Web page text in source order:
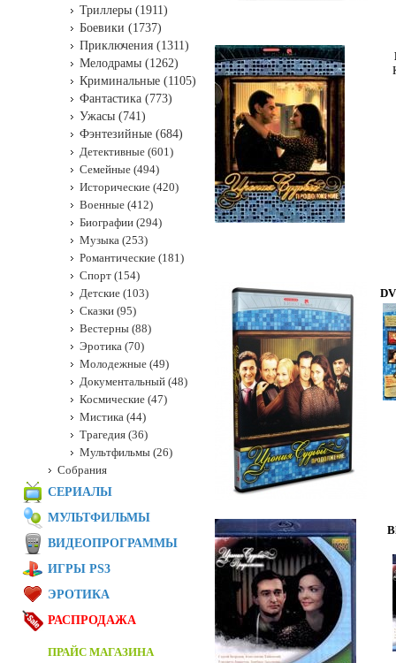
Триллеры (1911)
Боевики (1737)
Приключения (1311)
Мелодрамы (1262)
Криминальные (1105)
Фантастика (773)
Ужасы (741)
Фэнтезийные (684)
Детективные (601)
Семейные (494)
Исторические (420)
Военные (412)
Биографии (294)
Музыка (253)
Романтические (181)
Спорт (154)
Детские (103)
Сказки (95)
Вестерны (88)
Эротика (70)
Молодежные (49)
Документальный (48)
Космические (47)
Мистика (44)
Трагедия (36)
Мультфильмы (26)
Собрания
СЕРИАЛЫ
МУЛЬТФИЛЬМЫ
ВИДЕОПРОГРАММЫ
ИГРЫ PS3
ЭРОТИКА
РАСПРОДАЖА
ПРАЙС МАГАЗИНА